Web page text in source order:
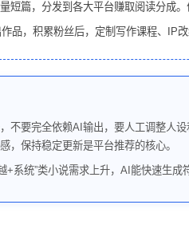
短篇，分发到各大平台赚取阅读分成
品，积累粉丝后，定制写作课程、IP改
要完全依赖AI输出，要人工调整人
，保持稳定更新是平台推荐的核心。
统”类小说需求上升，AI能快速生成